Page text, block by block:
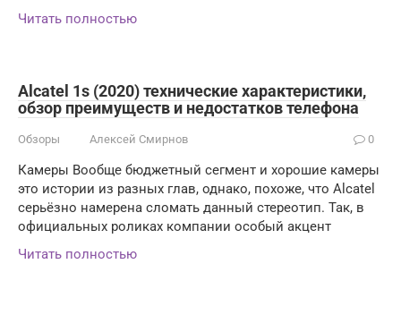
Читать полностью
Alcatel 1s (2020) технические характеристики,
обзор преимуществ и недостатков телефона
Обзоры Алексей Смирнов 0
Камеры Вообще бюджетный сегмент и хорошие камеры
это истории из разных глав, однако, похоже, что Alcatel
серьёзно намерена сломать данный стереотип. Так, в
официальных роликах компании особый акцент
Читать полностью